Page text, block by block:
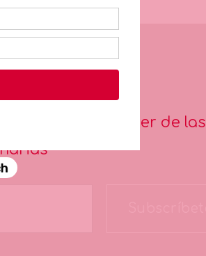
el primero en saber de las